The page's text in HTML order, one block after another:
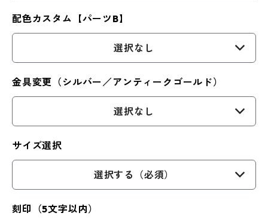
配色カスタム【パーツB】
選択なし
金具変更（シルバー／アンティークゴールド）
選択なし
サイズ選択
選択する（必須）
刻印（5文字以内）